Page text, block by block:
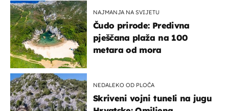
NAJMANJA NA SVIJETU
Čudo prirode: Predivna
pješčana plaža na 100
metara od mora
NEDALEKO OD PLOČA
Skriveni vojni tuneli na jugu